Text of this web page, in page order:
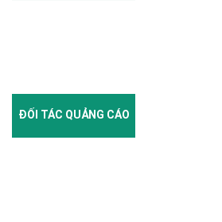
ĐỐI TÁC QUẢNG CÁO